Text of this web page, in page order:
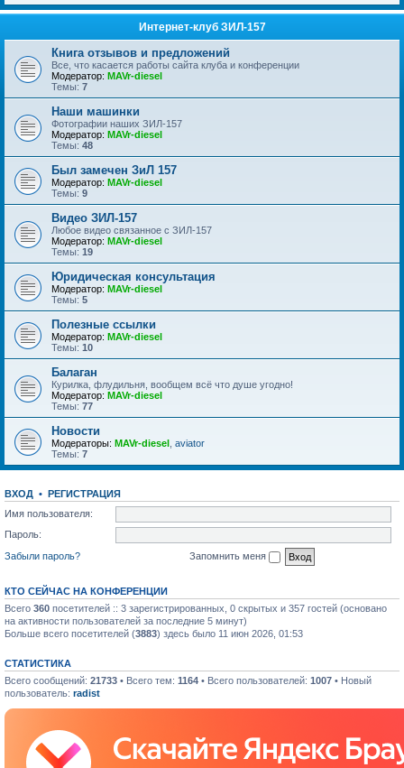
Интернет-клуб ЗИЛ-157
Книга отзывов и предложений
Все, что касается работы сайта клуба и конференции
Модератор: MAVr-diesel
Темы: 7
Наши машинки
Фотографии наших ЗИЛ-157
Модератор: MAVr-diesel
Темы: 48
Был замечен ЗиЛ 157
Модератор: MAVr-diesel
Темы: 9
Видео ЗИЛ-157
Любое видео связанное с ЗИЛ-157
Модератор: MAVr-diesel
Темы: 19
Юридическая консультация
Модератор: MAVr-diesel
Темы: 5
Полезные ссылки
Модератор: MAVr-diesel
Темы: 10
Балаган
Курилка, флудильня, вообщем всё что душе угодно!
Модератор: MAVr-diesel
Темы: 77
Новости
Модераторы: MAVr-diesel aviator
Темы: 7
ВХОД • РЕГИСТРАЦИЯ
Имя пользователя:
Пароль:
Забыли пароль?
Запомнить меня
КТО СЕЙЧАС НА КОНФЕРЕНЦИИ
Всего 360 посетителей :: 3 зарегистрированных, 0 скрытых и 357 гостей (основано
на активности пользователей за последние 5 минут)
Больше всего посетителей (3883) здесь было 11 июн 2026, 01:53
СТАТИСТИКА
Всего сообщений: 21733 • Всего тем: 1164 • Всего пользователей: 1007 • Новый
пользователь: radist